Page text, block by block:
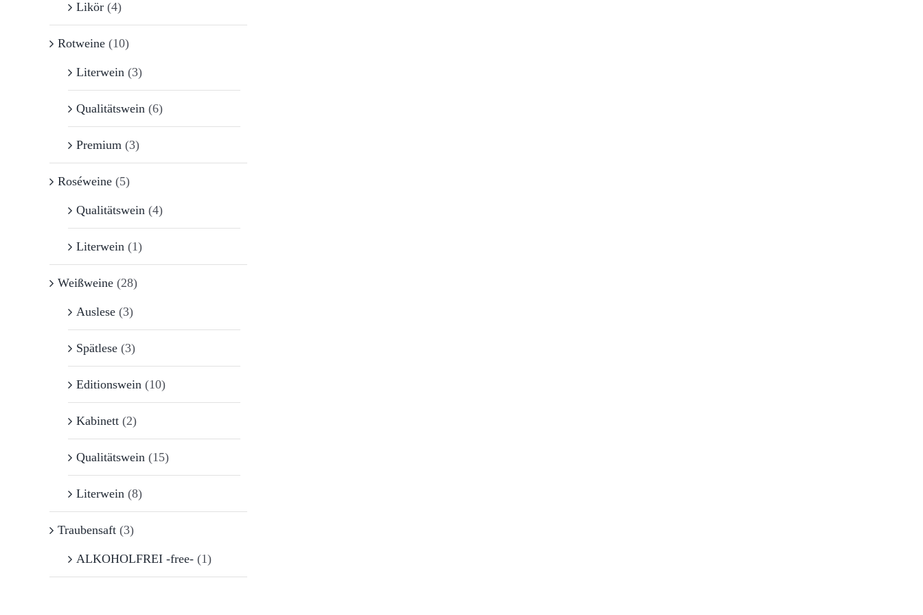
Likör (4)
Rotweine (10)
Literwein (3)
Qualitätswein (6)
Premium (3)
Roséweine (5)
Qualitätswein (4)
Literwein (1)
Weißweine (28)
Auslese (3)
Spätlese (3)
Editionswein (10)
Kabinett (2)
Qualitätswein (15)
Literwein (8)
Traubensaft (3)
ALKOHOLFREI -free- (1)